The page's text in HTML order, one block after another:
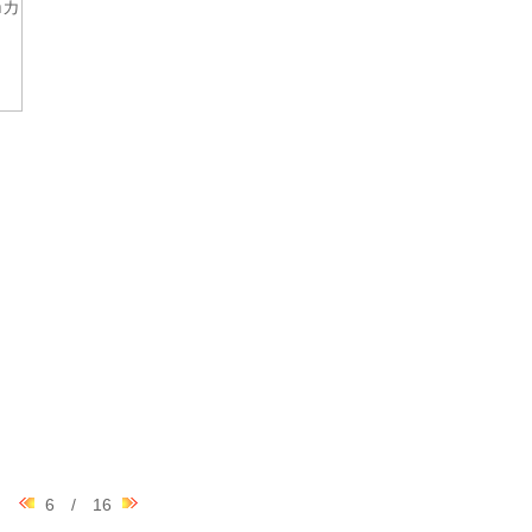
6 / 16